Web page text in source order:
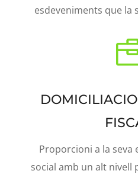
esdeveniments que la
Proporcioni a la seva
social amb un alt nivell